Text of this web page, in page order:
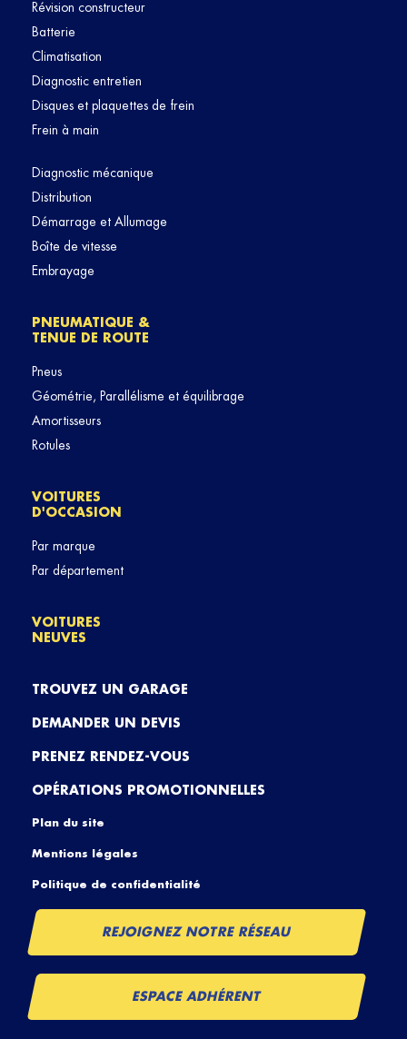
Révision constructeur
Batterie
Climatisation
Diagnostic entretien
Disques et plaquettes de frein
Frein à main
Diagnostic mécanique
Distribution
Démarrage et Allumage
Boîte de vitesse
Embrayage
PNEUMATIQUE &
TENUE DE ROUTE
Pneus
Géométrie, Parallélisme et équilibrage
Amortisseurs
Rotules
VOITURES
D'OCCASION
Par marque
Par département
VOITURES
NEUVES
TROUVEZ UN GARAGE
DEMANDER UN DEVIS
PRENEZ RENDEZ-VOUS
OPÉRATIONS PROMOTIONNELLES
Plan du site
Mentions légales
Politique de confidentialité
REJOIGNEZ NOTRE RÉSEAU
ESPACE ADHÉRENT